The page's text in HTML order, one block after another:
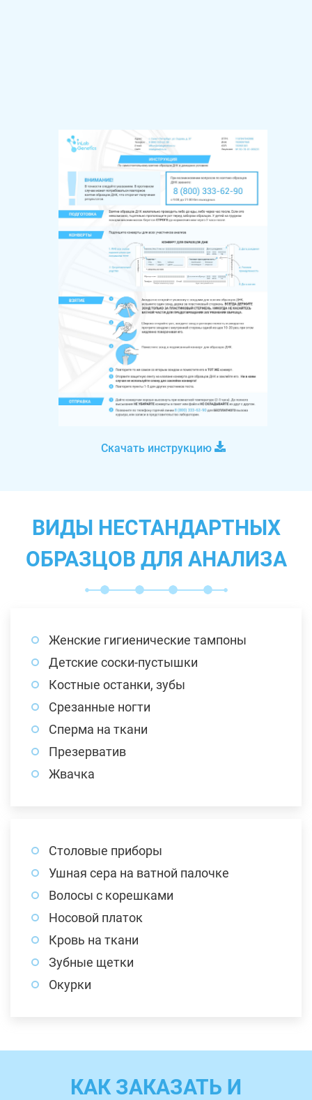
Скачать инструкцию
ВИДЫ НЕСТАНДАРТНЫХ
ОБРАЗЦОВ ДЛЯ АНАЛИЗА
Женские гигиенические тампоны
Детские соски-пустышки
Костные останки, зубы
Срезанные ногти
Сперма на ткани
Презерватив
Жвачка
Столовые приборы
Ушная сера на ватной палочке
Волосы с корешками
Носовой платок
Кровь на ткани
Зубные щетки
Окурки
КАК ЗАКАЗАТЬ И